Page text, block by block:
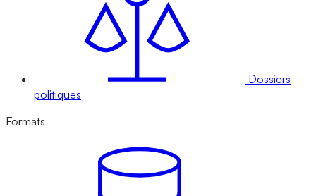
Dossiers
politiques
Formats